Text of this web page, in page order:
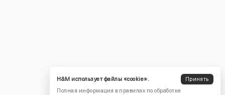
H&M использует файлы «cookie».
Принять
Полная информация в правилах по обработке